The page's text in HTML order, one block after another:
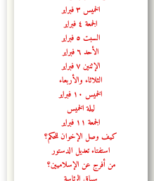
الخميس ٣ فبراير
الجمعة ٤ فبراير
السبت ٥ فبراير
الأحد ٦ فبراير
الإثنين ٧ فبراير
الثلاثاء والأربعاء
الخميس ١٠ فبراير
ليلة الخميس
الجمعة ١١ فبراير
كيف وصل الإخوان للحكم؟
استفتاء تعديل الدستور
من أفرج عن الإسلاميين؟